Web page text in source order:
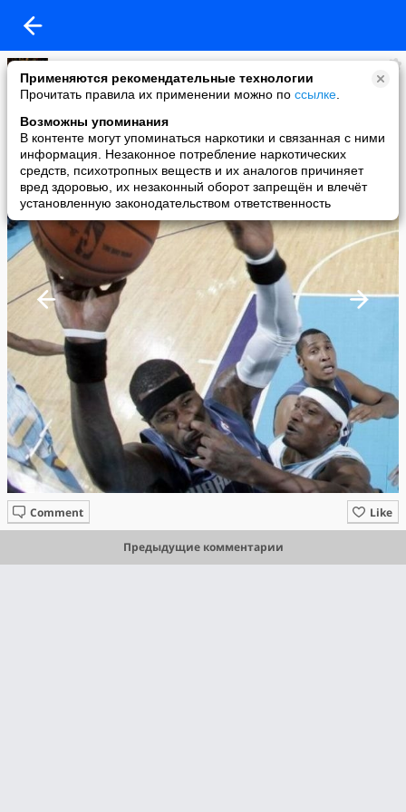
Применяются рекомендательные технологии
Прочитать правила их применении можно по ссылке
Возможны упоминания
В контенте могут упоминаться наркотики и связанная с ними
информация. Незаконное потребление наркотических
средств, психотропных веществ и их аналогов причиняет
вред здоровью, их незаконный оборот запрещён и влечёт
установленную законодательством ответственность
АРТи
added a photo
05 Feb в 19:54
Like
Comment
Предыдущие комментарии